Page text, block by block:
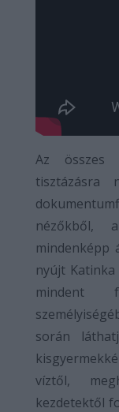
Az összes
nézőkből,
mindenképp
nyújt
mindent
során
víztől,
kezdetektől